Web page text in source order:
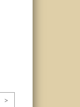
>